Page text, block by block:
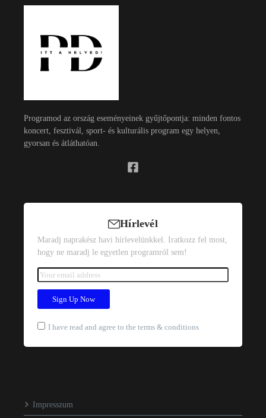
Programod az ország eseményeinek gyűjtőpontja: minden fontos
koncert, fesztivál, sport- és kulturális program egy helyen,
gyorsan és átláthatóan.
Hírlevél
Maradj naprakész havi hírlevelünkkel. Iratkozz fel most,
hogy ne maradj le egyetlen programról sem!
I have read and agree to the terms & conditions
Impresszum